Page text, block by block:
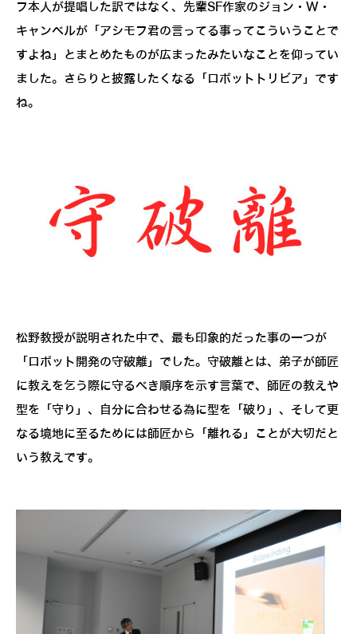
フ本人が提唱した訳ではなく、先輩SF作家のジョン・W・
キャンベルが「アシモフ君の言ってる事ってこういうことで
すよね」とまとめたものが広まったみたいなことを仰ってい
ました。さらりと披露したくなる「ロボットトリビア」です
ね。
松野教授が説明された中で、最も印象的だった事の一つが
「ロボット開発の守破離」でした。守破離とは、弟子が師匠
に教えを乞う際に守るべき順序を示す言葉で、師匠の教えや
型を「守り」、自分に合わせる為に型を「破り」、そして更
なる境地に至るためには師匠から「離れる」ことが大切だと
いう教えです。